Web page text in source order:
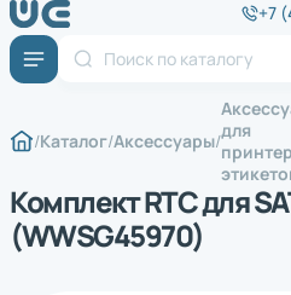
+7
Каталог Аксессуары для
Комплект RTC для
(WWSG45970)